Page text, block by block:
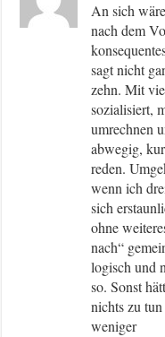
An sich
nach dem
sagt nicht
zehn. Mit
sozialisiert,
umrechnen
abwegig,
reden.
wenn ich
sich
ohne
nach“
logisch und
so. Sonst
nichts zu
weniger